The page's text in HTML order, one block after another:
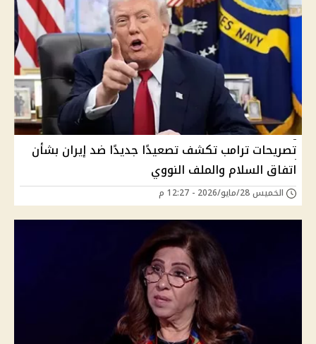
تصريحات ترامب تكشف تصعيدًا جديدًا ضد إيران بشأن
اتفاق السلام والملف النووي
الخميس 28/مايو/2026 - 12:27 م